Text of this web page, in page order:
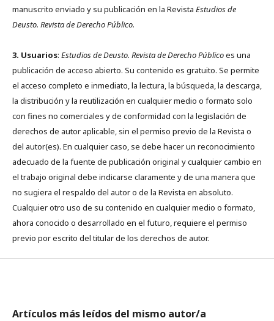
manuscrito enviado y su publicación en la Revista Estudios de
Deusto. Revista de Derecho Público.
3. Usuarios: Estudios de Deusto. Revista de Derecho Públicoes una
publicación de acceso abierto. Su contenido es gratuito. Se permite
el acceso completo e inmediato, la lectura, la búsqueda, la descarga,
la distribución y la reutilización en cualquier medio o formato solo
con fines no comerciales y de conformidad con la legislación de
derechos de autor aplicable, sin el permiso previo de la Revista o
del autor(es). En cualquier caso, se debe hacer un reconocimiento
adecuado de la fuente de publicación original y cualquier cambio en
el trabajo original debe indicarse claramente y de una manera que
no sugiera el respaldo del autor o de la Revista en absoluto.
Cualquier otro uso de su contenido en cualquier medio o formato,
ahora conocido o desarrollado en el futuro, requiere el permiso
previo por escrito del titular de los derechos de autor.
Artículos más leídos del mismo autor/a